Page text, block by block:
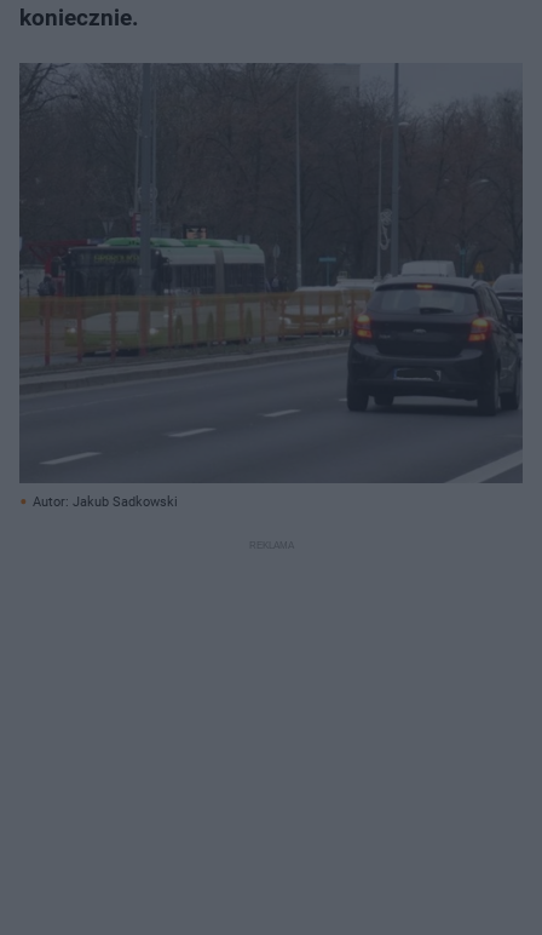
koniecznie.
Autor: Jakub Sadkowski